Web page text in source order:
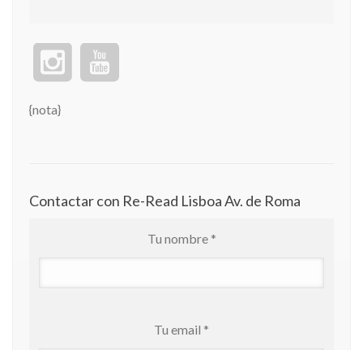
{nota}
Contactar con Re-Read Lisboa Av. de Roma
Tu nombre *
Tu email *